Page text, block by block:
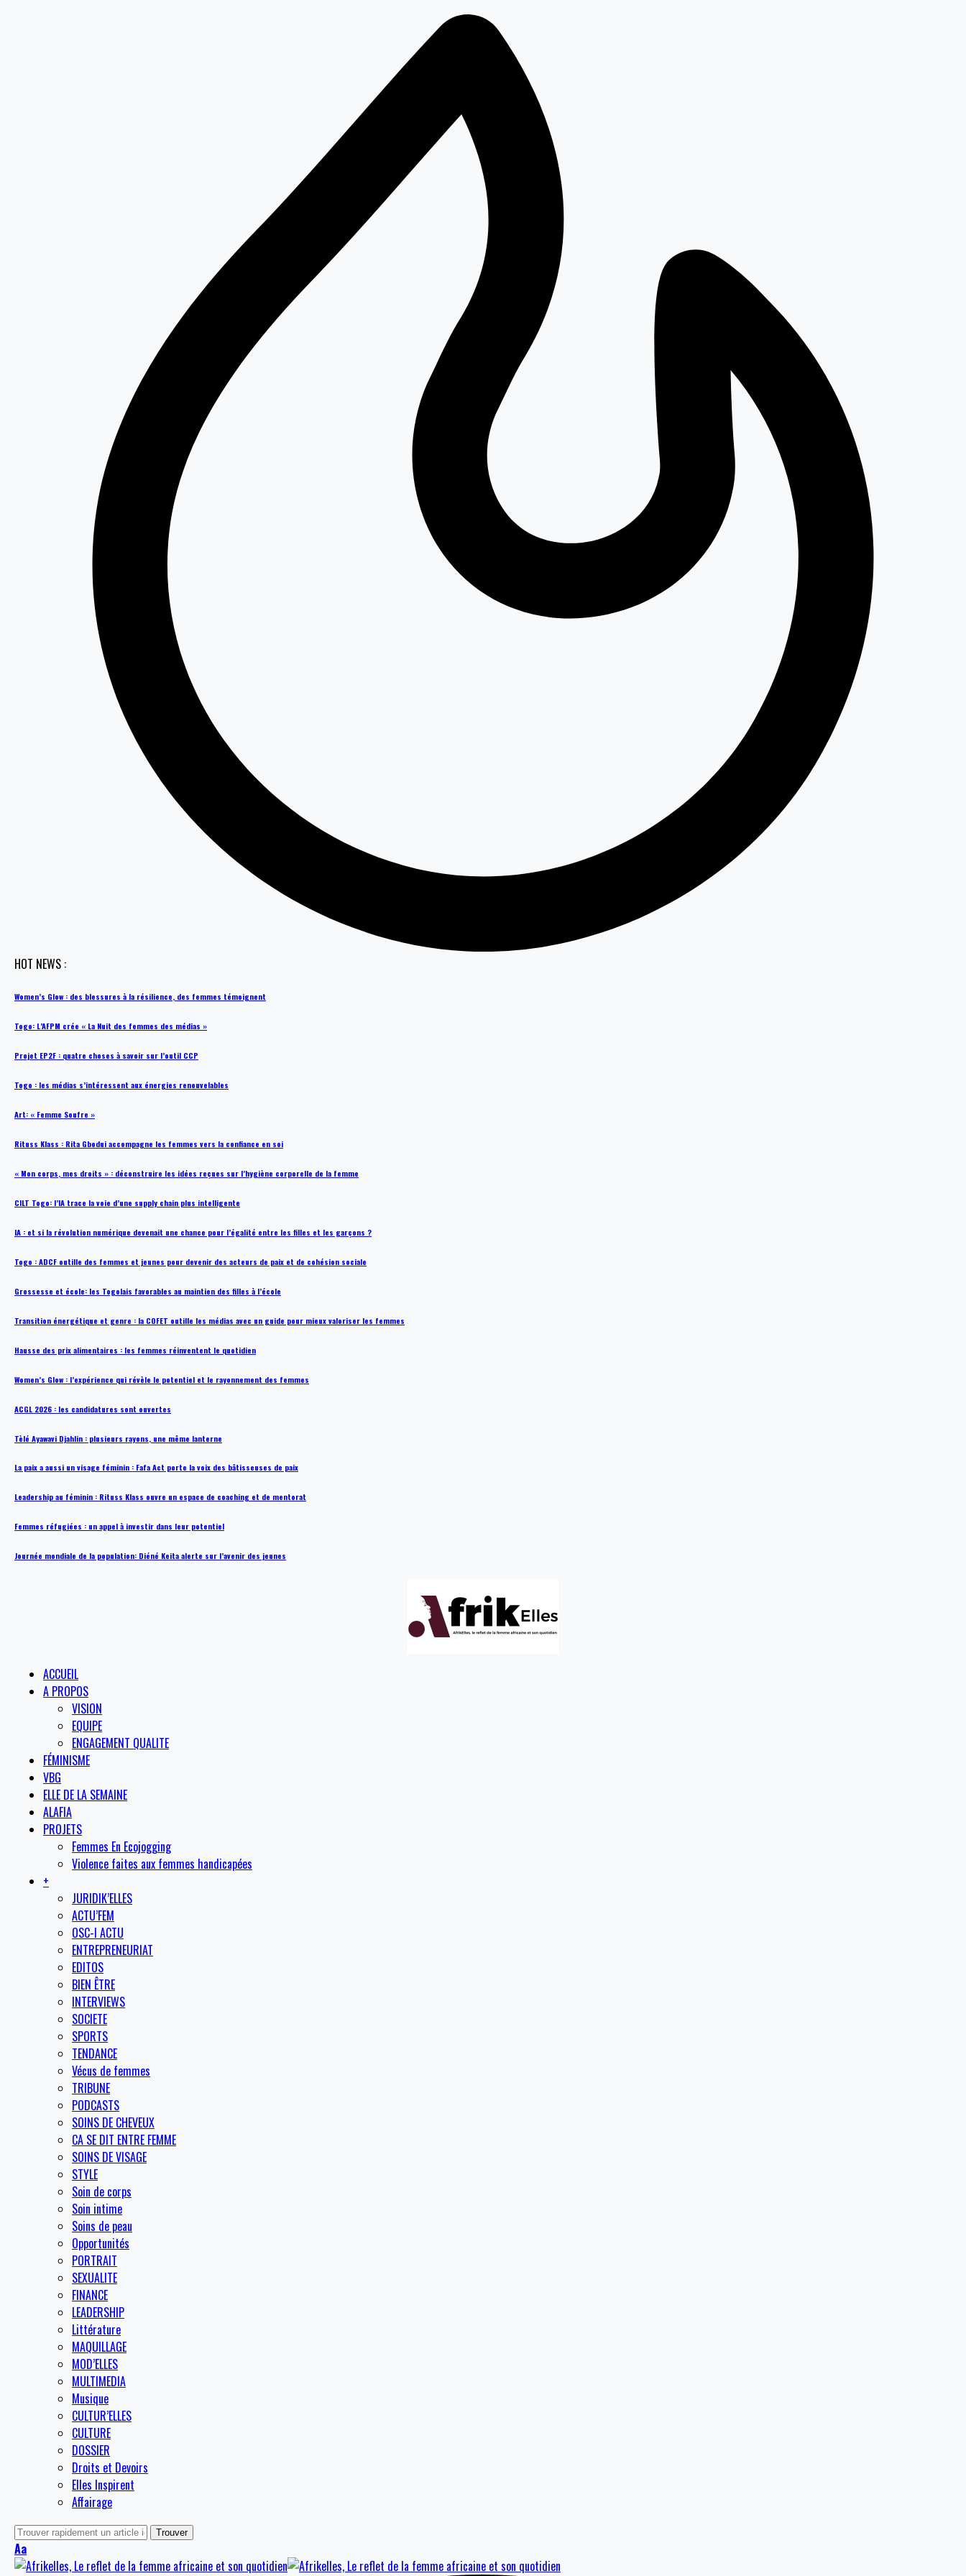
HOT NEWS :
Women’s Glow : des blessures à la résilience, des femmes témoignent
Togo: L’AFPM crée « La Nuit des femmes des médias »
Projet EP2F : quatre choses à savoir sur l’outil CCP
Togo : les médias s’intéressent aux énergies renouvelables
Art: « Femme Soufre »
Rituss Klass : Rita Gbodui accompagne les femmes vers la confiance en soi
« Mon corps, mes droits » : déconstruire les idées reçues sur l’hygiène corporelle de la femme
CILT Togo: l’IA trace la voie d’une supply chain plus intelligente
IA : et si la révolution numérique devenait une chance pour l’égalité entre les filles et les garçons ?
Togo : ADCF outille des femmes et jeunes pour devenir des acteurs de paix et de cohésion sociale
Grossesse et école: les Togolais favorables au maintien des filles à l’école
Transition énergétique et genre : la COFET outille les médias avec un guide pour mieux valoriser les femmes
Hausse des prix alimentaires : les femmes réinventent le quotidien
Women’s Glow : l’expérience qui révèle le potentiel et le rayonnement des femmes
ACGL 2026 : les candidatures sont ouvertes
Tèlé Ayawavi Djahlin : plusieurs rayons, une même lanterne
La paix a aussi un visage féminin : Fafa Act porte la voix des bâtisseuses de paix
Leadership au féminin : Rituss Klass ouvre un espace de coaching et de mentorat
Femmes réfugiées : un appel à investir dans leur potentiel
Journée mondiale de la population: Diéné Keita alerte sur l’avenir des jeunes
ACCUEIL
A PROPOS
VISION
EQUIPE
ENGAGEMENT QUALITE
FÉMINISME
VBG
ELLE DE LA SEMAINE
ALAFIA
PROJETS
Femmes En Ecojogging
Violence faites aux femmes handicapées
+
JURIDIK’ELLES
ACTU’FEM
OSC-I ACTU
ENTREPRENEURIAT
EDITOS
BIEN ÊTRE
INTERVIEWS
SOCIETE
SPORTS
TENDANCE
Vécus de femmes
TRIBUNE
PODCASTS
SOINS DE CHEVEUX
CA SE DIT ENTRE FEMME
SOINS DE VISAGE
STYLE
Soin de corps
Soin intime
Soins de peau
Opportunités
PORTRAIT
SEXUALITE
FINANCE
LEADERSHIP
Littérature
MAQUILLAGE
MOD’ELLES
MULTIMEDIA
Musique
CULTUR’ELLES
CULTURE
DOSSIER
Droits et Devoirs
Elles Inspirent
Affairage
Aa